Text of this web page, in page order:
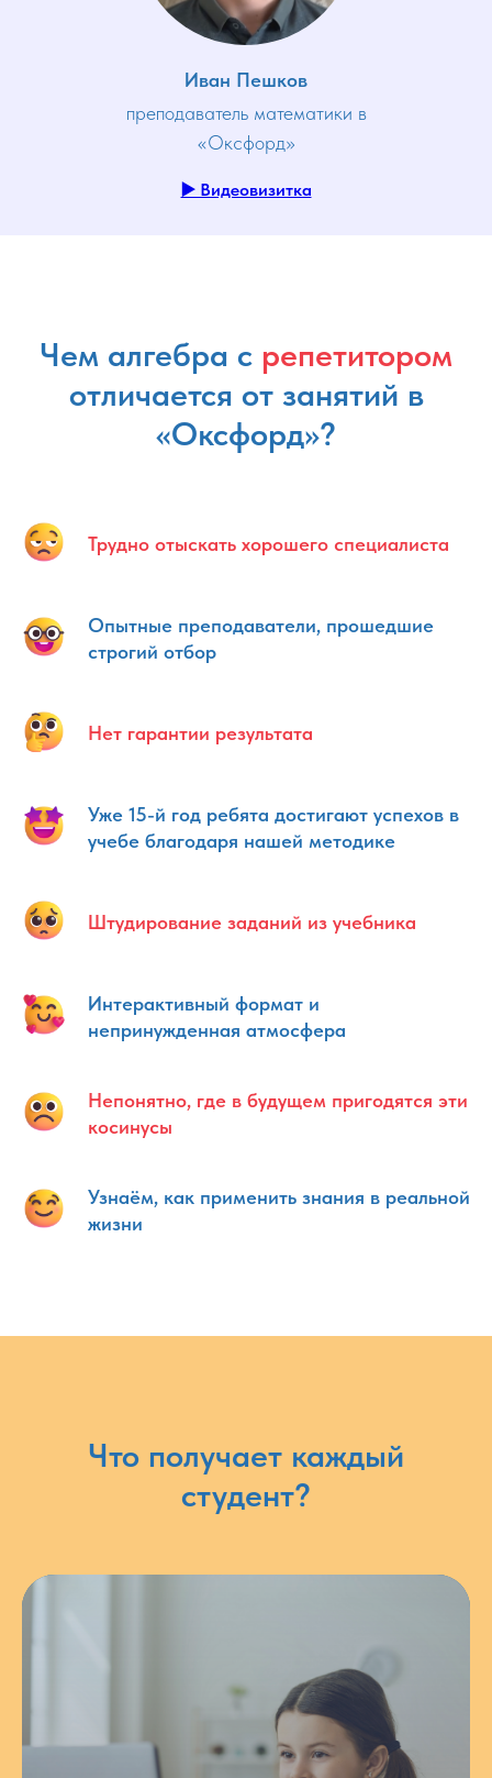
Иван Пешков
преподаватель математики в
«Оксфорд»
▶️ Видеовизитка
Чем алгебра с репетитором
отличается от занятий в
«Оксфорд»?
Трудно отыскать хорошего специалиста
Опытные преподаватели, прошедшие
строгий отбор
Нет гарантии результата
Уже 15-й год ребята достигают успехов в
учебе благодаря нашей методике
Штудирование заданий из учебника
Интерактивный формат и
непринужденная атмосфера
Непонятно, где в будущем пригодятся эти
косинусы
Узнаём, как применить знания в реальной
жизни
Что получает каждый
студент?